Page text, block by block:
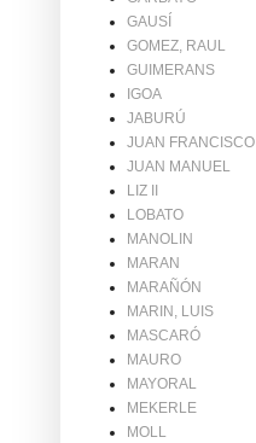
GAUSÍ
GOMEZ, RAUL
GUIMERANS
IGOA
JABURÚ
JUAN FRANCISCO
JUAN MANUEL
LIZ II
LOBATO
MANOLIN
MARAN
MARAÑÓN
MARIN, LUIS
MASCARÓ
MAURO
MAYORAL
MEKERLE
MOLL